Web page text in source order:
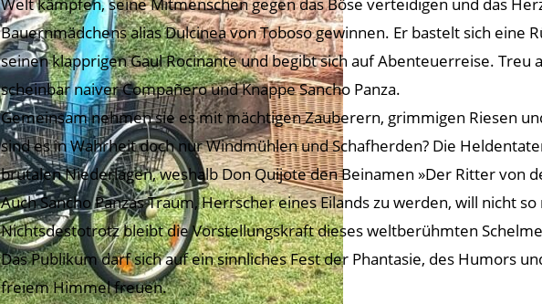
Welt kämpfen, seine Mitmenschen gegen das Böse verteidigen und das
Bauernmädchens alias Dulcinea von Toboso gewinnen. Er bastelt sich eine
seinen klapprigen Gaul Rocinante und begibt sich auf Abenteuerreise. Treu
scheinbar naiver Compañero und Knappe Sancho Panza.
Gemeinsam nehmen sie es mit mächtigen Zauberern, grimmigen Riesen
sind es in Wahrheit doch nur Windmühlen und Schafherden? Die
brutalen Niederlagen, weshalb Don Quijote den Beinamen »Der Ritter von
Auch Sancho Panzas Traum, Herrscher eines Eilands zu werden, will nicht
Nichtsdestotrotz bleibt die Vorstellungskraft dieses weltberühmten
Das Publikum darf sich auf ein sinnliches Fest der Phantasie, des Humors
freiem Himmel freuen.